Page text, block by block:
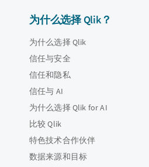
为什么选择 Qlik？
为什么选择 Qlik
信任与安全
信任和隐私
信任与 AI
为什么选择 Qlik for AI
比较 Qlik
特色技术合作伙伴
数据来源和目标